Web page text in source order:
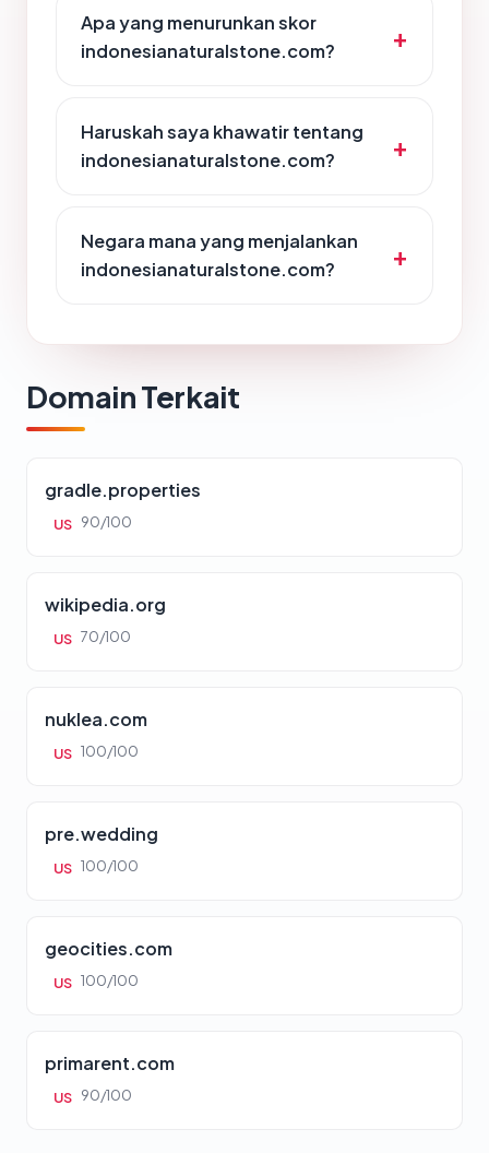
Apa yang menurunkan skor
indonesianaturalstone.com?
Haruskah saya khawatir tentang
indonesianaturalstone.com?
Negara mana yang menjalankan
indonesianaturalstone.com?
Domain Terkait
gradle.properties
US 90/100
wikipedia.org
US 70/100
nuklea.com
US 100/100
pre.wedding
US 100/100
geocities.com
US 100/100
primarent.com
US 90/100